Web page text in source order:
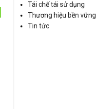
Tái chế tái sử dụng
Thương hiệu bền vững
Tin tức